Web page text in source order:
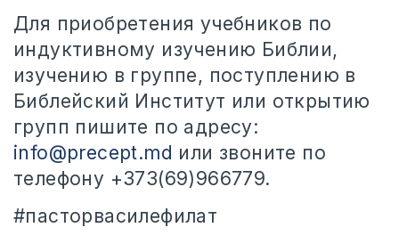
Для приобретения учебников по
индуктивному изучению Библии,
изучению в группе, поступлению в
Библейский Институт или открытию
групп пишите по адресу:
info@precept.md или звоните по
телефону +373(69)966779.
#пасторвасилефилат